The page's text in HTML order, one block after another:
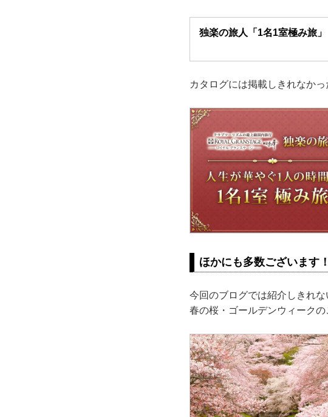
独楽の旅人「1名1室極み旅」
カタログには掲載しきれなか
ほかにも多数ございます！
今回のブログでは紹介しきれ
春の桜・ゴールデンウィーク